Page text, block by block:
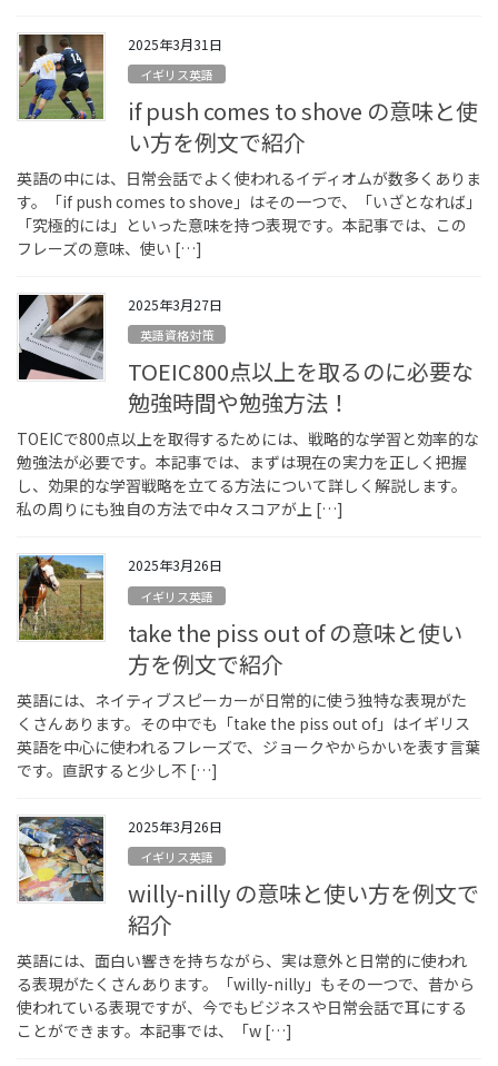
2025年3月31日
イギリス英語
if push comes to shove の意味と使
い方を例文で紹介
英語の中には、日常会話でよく使われるイディオムが数多くありま
す。「if push comes to shove」はその一つで、「いざとなれば」
「究極的には」といった意味を持つ表現です。本記事では、この
フレーズの意味、使い […]
2025年3月27日
英語資格対策
TOEIC800点以上を取るのに必要な
勉強時間や勉強方法！
TOEICで800点以上を取得するためには、戦略的な学習と効率的な
勉強法が必要です。本記事では、まずは現在の実力を正しく把握
し、効果的な学習戦略を立てる方法について詳しく解説します。
私の周りにも独自の方法で中々スコアが上 […]
2025年3月26日
イギリス英語
take the piss out of の意味と使い
方を例文で紹介
英語には、ネイティブスピーカーが日常的に使う独特な表現がた
くさんあります。その中でも「take the piss out of」はイギリス
英語を中心に使われるフレーズで、ジョークやからかいを表す言葉
です。直訳すると少し不 […]
2025年3月26日
イギリス英語
willy-nilly の意味と使い方を例文で
紹介
英語には、面白い響きを持ちながら、実は意外と日常的に使われ
る表現がたくさんあります。「willy-nilly」もその一つで、昔から
使われている表現ですが、今でもビジネスや日常会話で耳にする
ことができます。本記事では、「w […]